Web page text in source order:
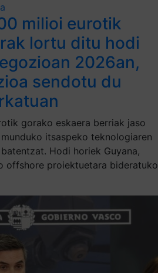
milioi eurotik
lortu ditu hodi
2026an,
sendotu du
gorako eskaera berriak jaso
itsaspeko teknologiaren
Hodi horiek Guyana,
offshore proiektuetara bideratuko